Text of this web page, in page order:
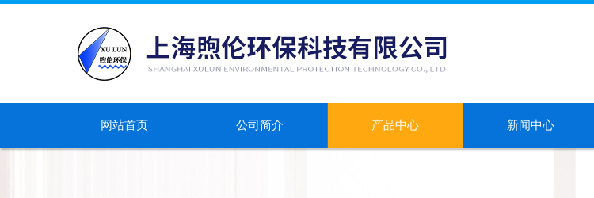
网站首页 公司简介 产品中心 新闻中心